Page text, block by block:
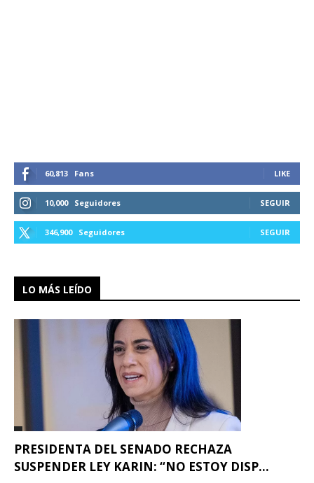
60,813 Fans LIKE
10,000 Seguidores SEGUIR
346,900 Seguidores SEGUIR
LO MÁS LEÍDO
PRESIDENTA DEL SENADO RECHAZA
SUSPENDER LEY KARIN: “NO ESTOY DISP...